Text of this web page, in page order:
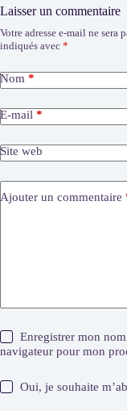
Laisser un commentaire
Votre adresse e-mail ne sera
indiqués avec *
Nom *
E-mail *
Site web
Ajouter un commentaire
Enregistrer mon
navigateur pour mon
Oui, je souhaite